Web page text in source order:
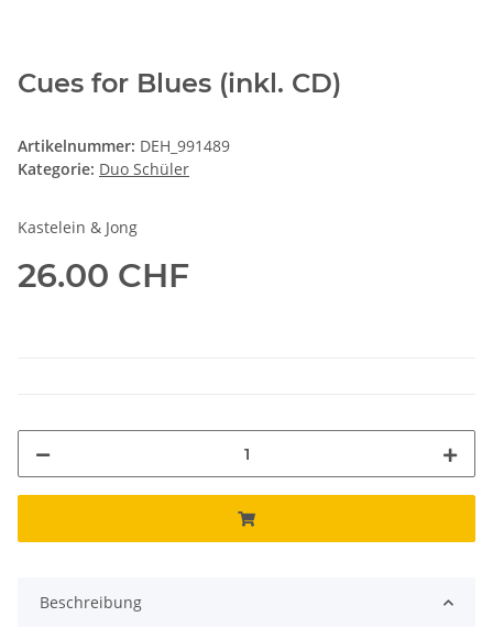
Cues for Blues (inkl. CD)
Artikelnummer: DEH_991489
Kategorie: Duo Schüler
Kastelein & Jong
26.00 CHF
Beschreibung